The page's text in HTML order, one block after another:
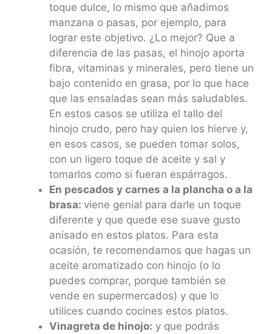
toque dulce, lo mismo que añadimos
manzana o pasas, por ejemplo, para
lograr este objetivo. ¿Lo mejor? Que a
diferencia de las pasas, el hinojo aporta
fibra, vitaminas y minerales, pero tiene un
bajo contenido en grasa, por lo que hace
que las ensaladas sean más saludables.
En estos casos se utiliza el tallo del
hinojo crudo, pero hay quien los hierve y,
en esos casos, se pueden tomar solos,
con un ligero toque de aceite y sal y
tomarlos como si fueran espárragos.
En pescados y carnes a la plancha o a la
brasa: viene genial para darle un toque
diferente y que quede ese suave gusto
anisado en estos platos. Para esta
ocasión, te recomendamos que hagas un
aceite aromatizado con hinojo (o lo
puedes comprar, porque también se
vende en supermercados) y que lo
utilices cuando cocines estos platos.
Vinagreta de hinojo: y que podrás